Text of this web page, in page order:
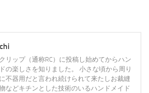
リップ（通称RC）に投稿し始めてからハン
の楽しさを知りました。 小さな頃から周り
不器用だと言われ続けられて来たしお裁縫
などキチンとした技術のいるハンドメイド